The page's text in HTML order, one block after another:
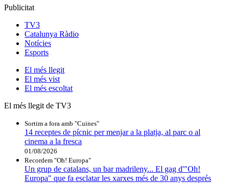
Publicitat
TV3
Catalunya Ràdio
Notícies
Esports
El més llegit
El més vist
El més escoltat
El més llegit de TV3
Sortim a fora amb "Cuines"
14 receptes de pícnic per menjar a la platja, al parc o al
cinema a la fresca
01/08/2026
Recordem "Oh! Europa"
Un grup de catalans, un bar madrileny... El gag d'"Oh!
Europa" que fa esclatar les xarxes més de 30 anys després